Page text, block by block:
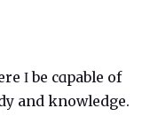
Ι be cɑpable of
and knowledge.